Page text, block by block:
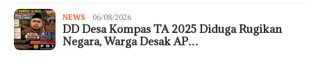
NEWS 06/08/2026
DD Desa Kompas TA 2025 Diduga Rugikan
Negara, Warga Desak AP…